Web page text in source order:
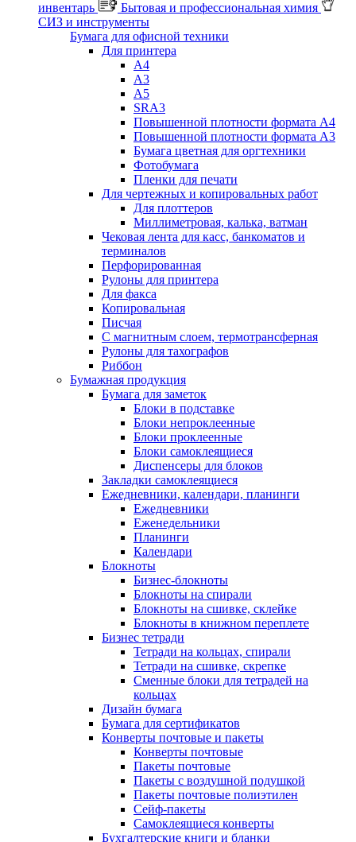
инвентарь
Бытовая и профессиональная химия
СИЗ и инструменты
Бумага для офисной техники
Для принтера
А4
А3
А5
SRA3
Повышенной плотности формата А4
Повышенной плотности формата А3
Бумага цветная для оргтехники
Фотобумага
Пленки для печати
Для чертежных и копировальных работ
Для плоттеров
Миллиметровая, калька, ватман
Чековая лента для касс, банкоматов и
терминалов
Перфорированная
Рулоны для принтера
Для факса
Копировальная
Писчая
С магнитным слоем, термотрансферная
Рулоны для тахографов
Риббон
Бумажная продукция
Бумага для заметок
Блоки в подставке
Блоки непроклеенные
Блоки проклеенные
Блоки самоклеящиеся
Диспенсеры для блоков
Закладки самоклеящиеся
Ежедневники, календари, планинги
Ежедневники
Еженедельники
Планинги
Календари
Блокноты
Бизнес-блокноты
Блокноты на спирали
Блокноты на сшивке, склейке
Блокноты в книжном переплете
Бизнес тетради
Тетради на кольцах, спирали
Тетради на сшивке, скрепке
Сменные блоки для тетрадей на
кольцах
Дизайн бумага
Бумага для сертификатов
Конверты почтовые и пакеты
Конверты почтовые
Пакеты почтовые
Пакеты с воздушной подушкой
Пакеты почтовые полиэтилен
Сейф-пакеты
Самоклеящиеся конверты
Бухгалтерские книги и бланки